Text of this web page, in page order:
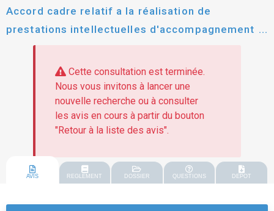
Accord cadre relatif a la réalisation de
prestations intellectuelles d'accompagnement
de la cellule d'organisation des championnats
d'europe 2026Cette consultation est terminée.
Nous vous invitons à lancer une
nouvelle recherche ou à consulter
les avis en cours à partir du bouton
"Retour à la liste des avis".
AVIS REGLEMENT DOSSIER QUESTIONS DEPOT